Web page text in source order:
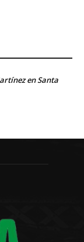
en Santa